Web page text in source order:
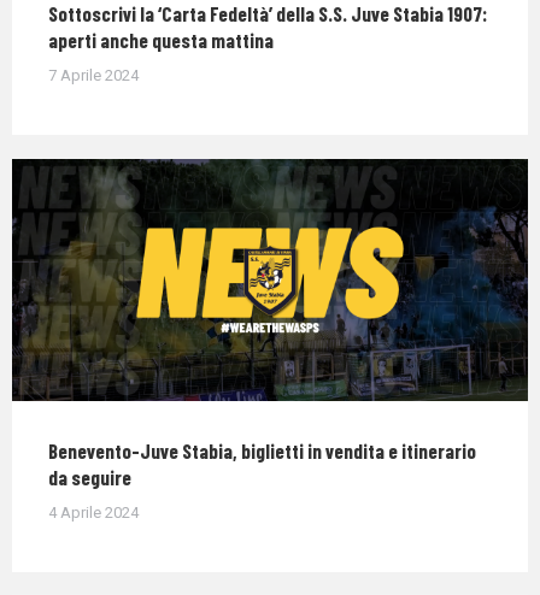
Sottoscrivi la ‘Carta Fedeltà’ della S.S. Juve Stabia 1907:
aperti anche questa mattina
7 Aprile 2024
Benevento-Juve Stabia, biglietti in vendita e itinerario
da seguire
4 Aprile 2024